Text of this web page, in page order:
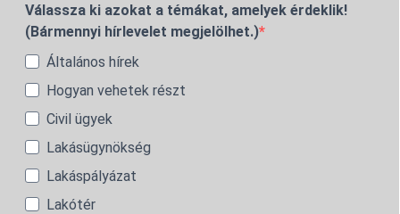
Válassza ki azokat a témákat, amelyek érdeklik!
(Bármennyi hírlevelet megjelölhet.)
Általános hírek
Hogyan vehetek részt
Civil ügyek
Lakásügynökség
Lakáspályázat
Lakótér